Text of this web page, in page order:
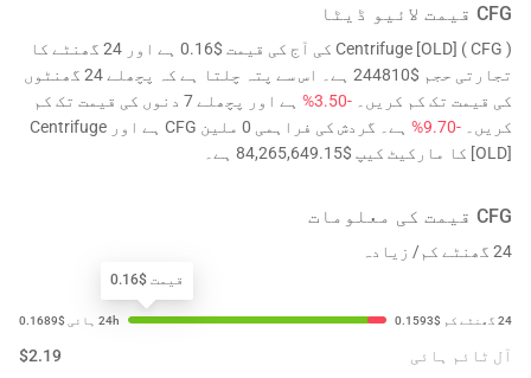
CFG قیمت لائیو ڈیٹا
Centrifuge [OLD] ( CFG ) کی آج کی قیمت $0.16 ہے اور 24 گھنٹے کا
تجارتی حجم $244810 ہے۔ اس سے پتہ چلتا ہے کہ پچھلے 24 گھنٹوں
کی قیمت تک کم کریں۔ -3.50%
ہے اور پچھلے 7 دنوں کی قیمت تک کم
کریں۔ -9.70%
ہے۔ گردش کی فراہمی 0 ملین CFG ہے اور Centrifuge
[OLD] کا مارکیٹ کیپ $84,265,649.15 ہے۔
CFG قیمت کی معلومات
24 گھنٹے کم/ زیادہ
قیمت $0.16
آل ٹائم ہائی $2.19